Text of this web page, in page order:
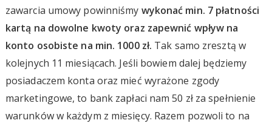
zawarcia umowy powinniśmy wykonać min. 7 płatności
kartą na dowolne kwoty oraz zapewnić wpływ na
konto osobiste na min. 1000 zł. Tak samo zresztą w
kolejnych 11 miesiącach. Jeśli bowiem dalej będziemy
posiadaczem konta oraz mieć wyrażone zgody
marketingowe, to bank zapłaci nam 50 zł za spełnienie
warunków w każdym z miesięcy. Razem pozwoli to na